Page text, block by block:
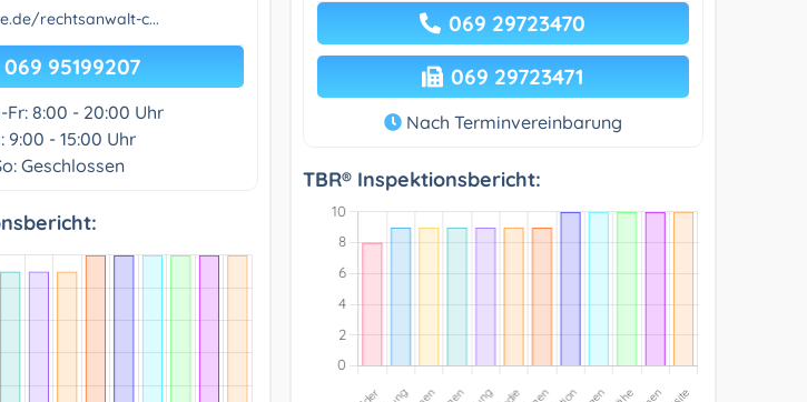
rechtsanwalt-c...
069 95199207
8:00 - 20:00 Uhr
9:00 - 15:00 Uhr
Geschlossen
069 29723470
069 29723471
Nach Terminvereinbarung
TBR® Inspektionsbericht: